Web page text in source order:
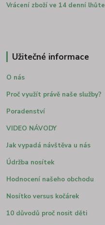
Vrácení zboží ve 14 denní lhůte
Užitečné informace
O nás
Proč využít právě naše služby?
Poradenství
VIDEO NÁVODY
Jak vypadá návštěva u nás
Údržba nosítek
Hodnocení našeho obchodu
Nosítko versus kočárek
10 důvodů proč nosit děti